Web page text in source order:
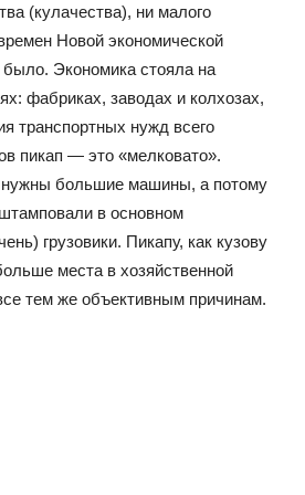
(кулачества), ни малого
Новой экономической
Экономика стояла на
фабриках, заводах и колхозах,
транспортных нужд всего
пикап — это «мелковато».
большие машины, а потому
в основном
грузовики. Пикапу, как кузову
места в хозяйственной
тем же объективным причинам.